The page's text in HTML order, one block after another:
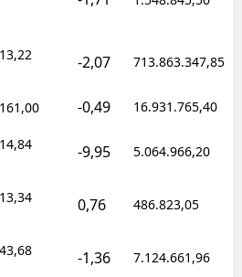
13,22 -2,07 713.863.347,85
161,00 -0,49 16.931.765,40
14,84 -9,95 5.064.966,20
13,34 0,76 486.823,05
43,68 -1,36 7.124.661,96